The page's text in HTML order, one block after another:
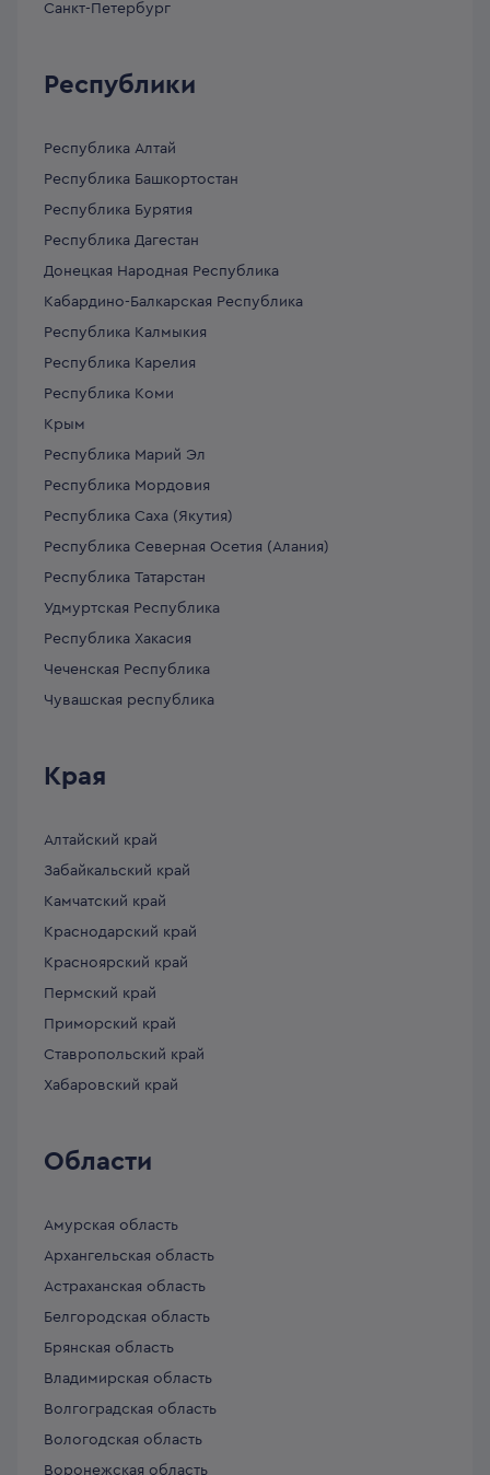
Санкт-Петербург
Республики
Республика Алтай
Республика Башкортостан
Республика Бурятия
Республика Дагестан
Донецкая Народная Республика
Кабардино-Балкарская Республика
Республика Калмыкия
Республика Карелия
Республика Коми
Крым
Республика Марий Эл
Республика Мордовия
Республика Саха (Якутия)
Республика Северная Осетия (Алания)
Республика Татарстан
Удмуртская Республика
Республика Хакасия
Чеченская Республика
Чувашская республика
Края
Алтайский край
Забайкальский край
Камчатский край
Краснодарский край
Красноярский край
Пермский край
Приморский край
Ставропольский край
Хабаровский край
Области
Амурская область
Архангельская область
Астраханская область
Белгородская область
Брянская область
Владимирская область
Волгоградская область
Вологодская область
Воронежская область